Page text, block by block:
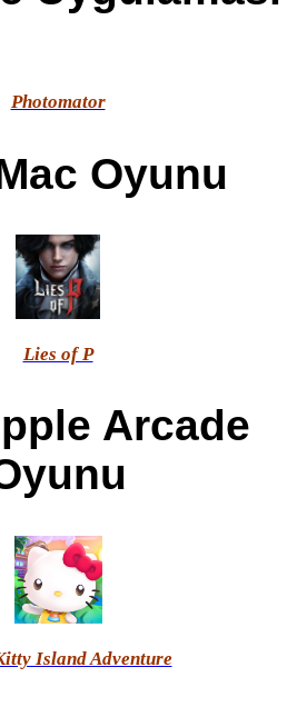
Photomator
Oyunu
Lies of P
Arcade
Island Adventure